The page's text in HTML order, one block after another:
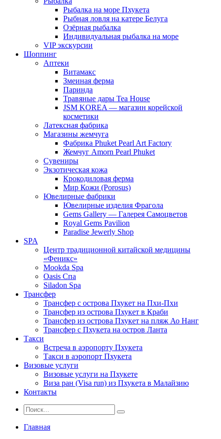
Рыбалка на море Пхукета
Рыбная ловля на катере Белуга
Озёрная рыбалка
Индивидуальная рыбалка на море
VIP экскурсии
Шоппинг
Аптеки
Витамакс
Змеиная ферма
Паринда
Травяные дары Tea House
JSM KOREA — магазин корейской
косметики
Латексная фабрика
Магазины жемчуга
Фабрика Phuket Pearl Art Factory
Жемчуг Amorn Pearl Phuket
Сувениры
Экзотическая кожа
Крокодиловая ферма
Мир Кожи (Porosus)
Ювелирные фабрики
Ювелирные изделия Фрагола
Gems Gallery — Галерея Самоцветов
Royal Gems Pavilion
Paradise Jewerly Shop
SPA
Центр традиционной китайской медицины
«Феникс»
Mookda Spa
Oasis Спа
Siladon Spa
Трансфер
Трансфер с острова Пхукет на Пхи-Пхи
Трансфер из острова Пхукет в Краби
Трансфер из острова Пхукет на пляж Ао Нанг
Трансфер с Пхукета на остров Ланта
Такси
Встреча в аэропорту Пхукета
Такси в аэропорт Пхукета
Визовые услуги
Визовые услуги на Пхукете
Виза ран (Visa run) из Пхукета в Малайзию
Контакты
Главная